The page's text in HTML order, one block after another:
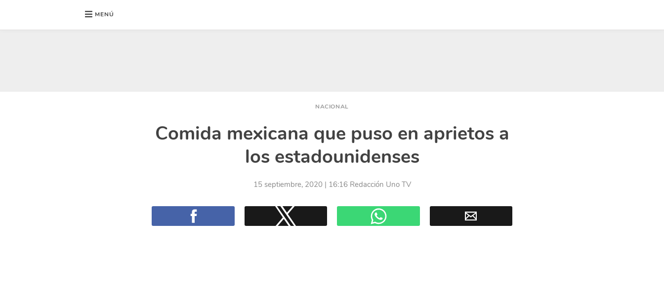
MENÚ
NACIONAL
Comida mexicana que puso en aprietos a
los estadounidenses
15 septiembre, 2020 | 16:16Redacción Uno TV